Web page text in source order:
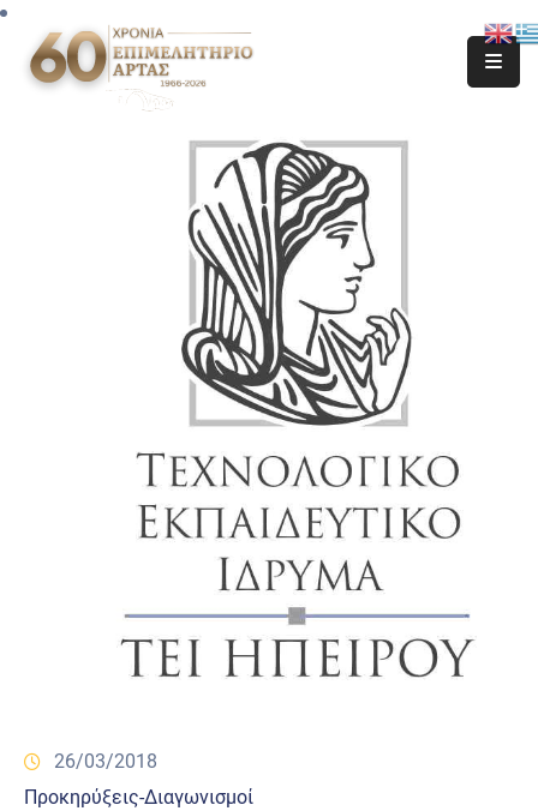
26/03/2018
Προκηρύξεις-Διαγωνισμοί